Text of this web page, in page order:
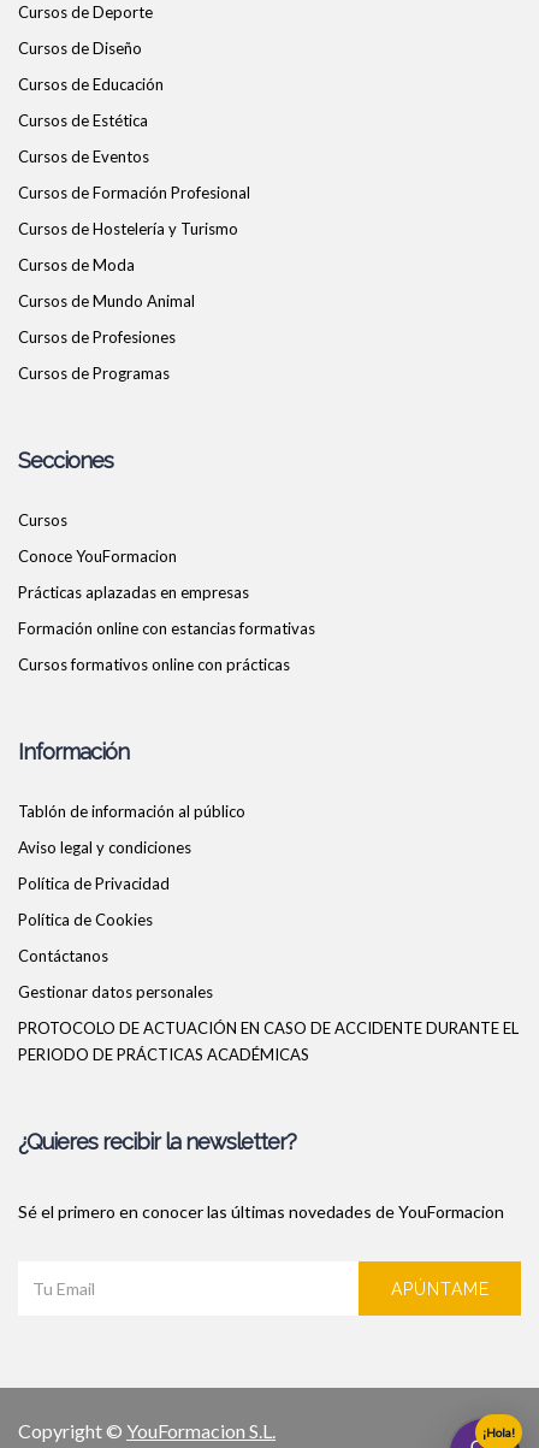
Cursos de Deporte
Cursos de Diseño
Cursos de Educación
Cursos de Estética
Cursos de Eventos
Cursos de Formación Profesional
Cursos de Hostelería y Turismo
Cursos de Moda
Cursos de Mundo Animal
Cursos de Profesiones
Cursos de Programas
Secciones
Cursos
Conoce YouFormacion
Prácticas aplazadas en empresas
Formación online con estancias formativas
Cursos formativos online con prácticas
Información
Tablón de información al público
Aviso legal y condiciones
Política de Privacidad
Política de Cookies
Contáctanos
Gestionar datos personales
PROTOCOLO DE ACTUACIÓN EN CASO DE ACCIDENTE DURANTE EL
PERIODO DE PRÁCTICAS ACADÉMICAS
¿Quieres recibir la newsletter?
Sé el primero en conocer las últimas novedades de YouFormacion
APÚNTAME
Copyright © YouFormacion S.L. ¡Hola!